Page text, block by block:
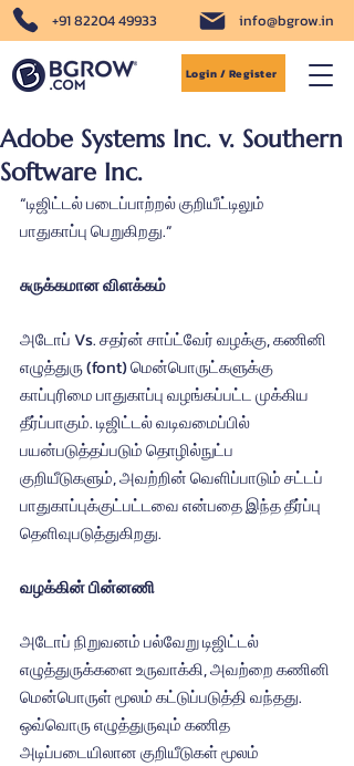
+91 82204 49933 info@bgrow.in
Login / Register
Adobe Systems Inc. v. Southern
Software Inc.
“டிஜிட்டல் படைப்பாற்றல் குறியீட்டிலும்
பாதுகாப்பு பெறுகிறது.”
சுருக்கமான விளக்கம்
அடோப் Vs. சதர்ன் சாப்ட்வேர் வழக்கு, கணினி
எழுத்துரு (font) மென்பொருட்களுக்கு
காப்புரிமை பாதுகாப்பு வழங்கப்பட்ட முக்கிய
தீர்ப்பாகும். டிஜிட்டல் வடிவமைப்பில்
பயன்படுத்தப்படும் தொழில்நுட்ப
குறியீடுகளும், அவற்றின் வெளிப்பாடும் சட்டப்
பாதுகாப்புக்குட்பட்டவை என்பதை இந்த தீர்ப்பு
தெளிவுபடுத்துகிறது.
வழக்கின் பின்னணி
அடோப் நிறுவனம் பல்வேறு டிஜிட்டல்
எழுத்துருக்களை உருவாக்கி, அவற்றை கணினி
மென்பொருள் மூலம் கட்டுப்படுத்தி வந்தது.
ஒவ்வொரு எழுத்துருவும் கணித
அடிப்படையிலான குறியீடுகள் மூலம்